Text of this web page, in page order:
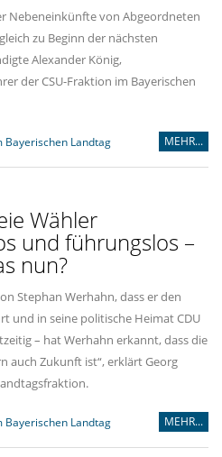
Nebeneinkünfte von Abgeordneten
zu Beginn der nächsten
Alexander König,
der CSU-Fraktion im Bayerischen
Bayerischen Landtag MEHR...
Wähler
und führungslos –
nun?
Stephan Werhahn, dass er den
und in seine politische Heimat CDU
– hat Werhahn erkannt, dass die
auch Zukunft ist“, erklärt Georg
Bayerischen Landtag MEHR...